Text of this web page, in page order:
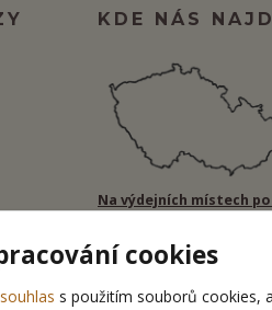
KDE NÁS
Na výdejních místech po
cookies
souhlas s použitím souborů cookies,